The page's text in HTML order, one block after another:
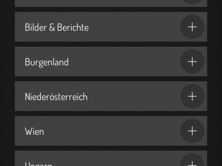
Bilder & Berichte
Burgenland
Niederösterreich
Wien